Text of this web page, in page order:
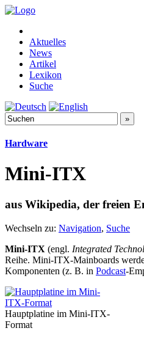
Aktuelles
News
Artikel
Lexikon
Suche
Hardware
Mini-ITX
aus Wikipedia, der freien
Wechseln zu: Navigation, Suche
Mini-ITX (engl. Integrated
Reihe. Mini-ITX-Mainboards
Komponenten (z. B. in Podcast-
Hauptplatine im Mini-ITX-
Format